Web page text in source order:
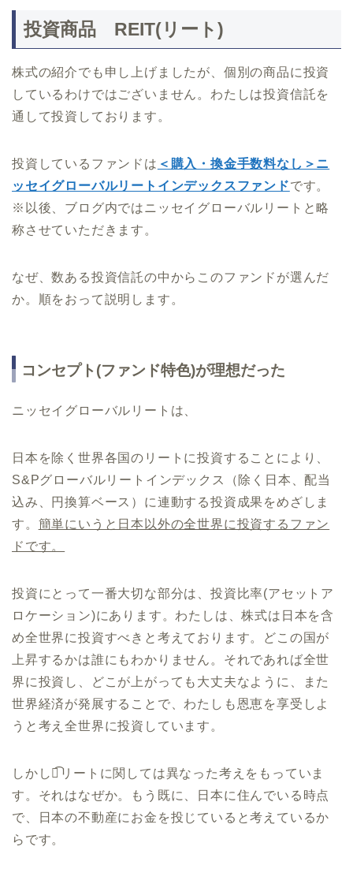
投資商品 REIT(リート)
株式の紹介でも申し上げましたが、個別の商品に投資
しているわけではございません。わたしは投資信託を
通して投資しております。
投資しているファンドは ＜購入・換金手数料なし＞ニ
ッセイグローバルリートインデックスファンドです。
※以後、ブログ内ではニッセイグローバルリートと略
称させていただきます。
なぜ、数ある投資信託の中からこのファンドが選んだ
か。順をおって説明します。
コンセプト(ファンド特色)が理想だった
ニッセイグローバルリートは、
日本を除く世界各国のリートに投資することにより、
S&Pグローバルリートインデックス（除く日本、配当
込み、円換算ベース）に連動する投資成果をめざしま
す。 簡単にいうと日本以外の全世界に投資するファン
ドです。
投資にとって一番大切な部分は、投資比率(アセットア
ロケーション)にあります。わたしは、株式は日本を含
め全世界に投資すべきと考えております。どこの国が
上昇するかは誰にもわかりません。それであれば全世
界に投資し、どこが上がっても大丈夫なように、また
世界経済が発展することで、わたしも恩恵を享受しよ
うと考え全世界に投資しています。
しかし、͡リートに関しては異なった考えをもっていま
す。それはなぜか。もう既に、日本に住んでいる時点
で、日本の不動産にお金を投じていると考えているか
らです。